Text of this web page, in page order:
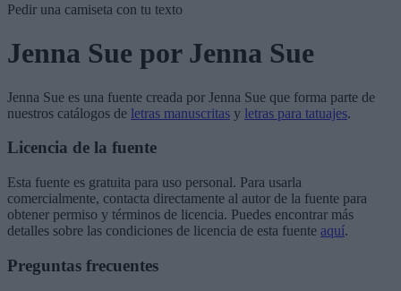
Pedir una camiseta con tu texto
Jenna Sue por Jenna Sue
Jenna Sue es una fuente creada por Jenna Sue que forma parte de
nuestros catálogos de letras manuscritas y letras para tatuajes.
Licencia de la fuente
Esta fuente es gratuita para uso personal. Para usarla
comercialmente, contacta directamente al autor de la fuente para
obtener permiso y términos de licencia. Puedes encontrar más
detalles sobre las condiciones de licencia de esta fuente aquí.
Preguntas frecuentes